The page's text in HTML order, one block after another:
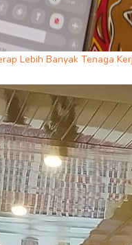
Lebih Banyak Tenaga